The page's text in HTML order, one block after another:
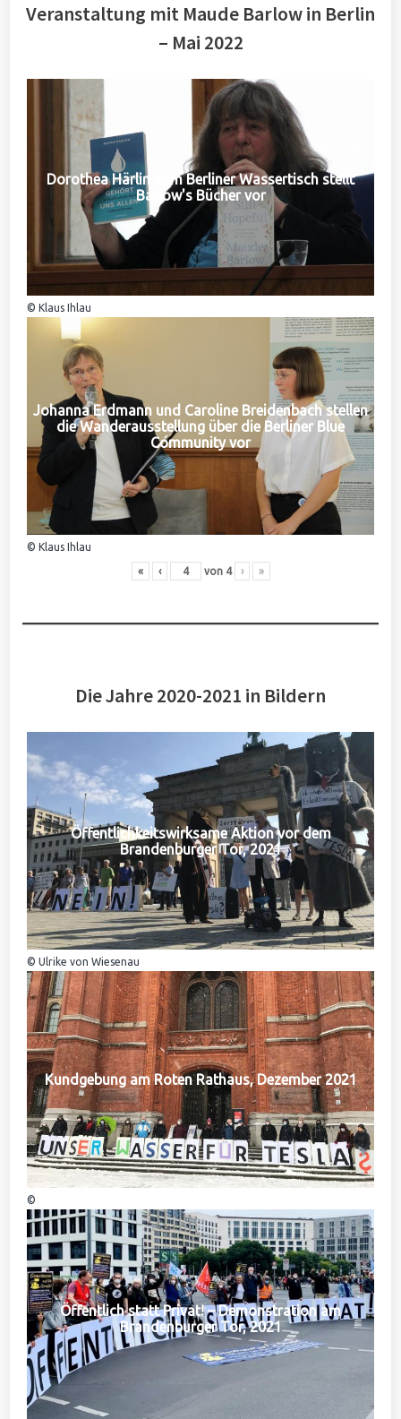
Veranstaltung mit Maude Barlow in Berlin
– Mai 2022
Dorothea Härlin vom Berliner Wassertisch stellt
Barlow's Bücher vor
© Klaus Ihlau
Johanna Erdmann und Caroline Breidenbach stellen
die Wanderausstellung über die Berliner Blue
Community vor
© Klaus Ihlau
« ‹ von 4 › »
Die Jahre 2020-2021 in Bildern
Öffentlichkeitswirksame Aktion vor dem
Brandenburger Tor, 2021
© Ulrike von Wiesenau
Kundgebung am Roten Rathaus, Dezember 2021
©
Öffentlich statt Privat! – Demonstration am
Brandenburger Tor, 2021